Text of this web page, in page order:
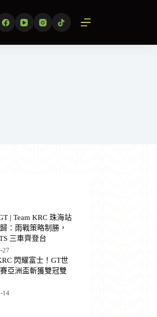
| Team KRC 珠海站
：雨戰策略制勝，
三車齊登台
27
閃耀富士！GT世
亞洲盃斬獲雙冠雙
14